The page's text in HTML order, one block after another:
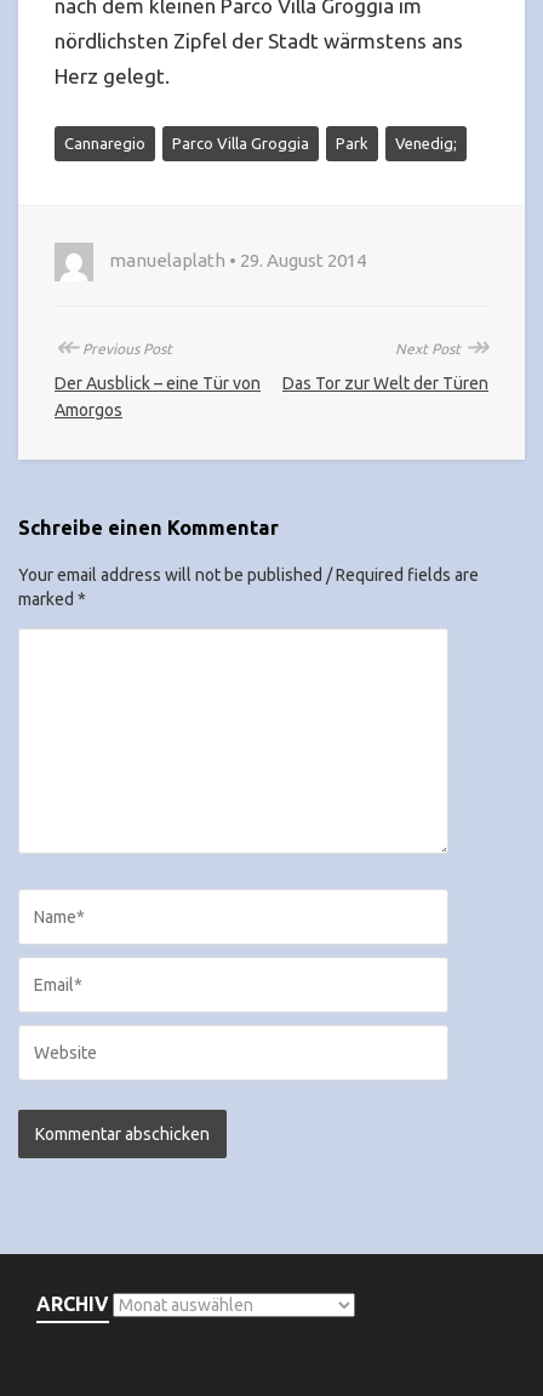
nach dem kleinen Parco Villa Groggia im
nördlichsten Zipfel der Stadt wärmstens ans
Herz gelegt.
Cannaregio Parco Villa Groggia Park Venedig;
manuelaplath • 29. August 2014
↞Previous Post
Der Ausblick – eine Tür von
Amorgos
Next Post ↠
Das Tor zur Welt der Türen
Schreibe einen Kommentar
Your email address will not be published / Required fields are
marked *
ARCHIV